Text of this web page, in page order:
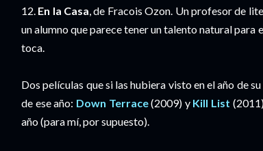
12. En la Casa, de Fracois Ozon. Un profesor de
un alumno que parece tener un talento natural
toca.
Dos películas que si las hubiera visto en el año de
de ese año: Down Terrace(2009) y Kill List
año (para mí, por supuesto).